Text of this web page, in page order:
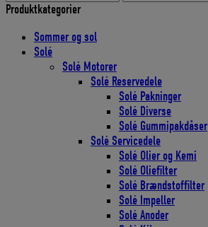
pris
pris
Produktkategorier
Sommer og sol
Solé
Solé Motorer
Solé Reservedele
Solé Pakninger
Solé Diverse
Solé Gummipakdåser
Solé Servicedele
Solé Olier og Kemi
Solé Oliefilter
Solé Brændstoffilter
Solé Impeller
Solé Anoder